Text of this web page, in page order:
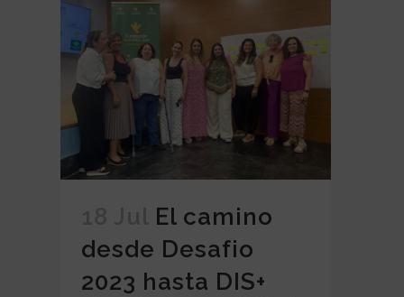
El camino
desde Desafio
2023 hasta DIS+